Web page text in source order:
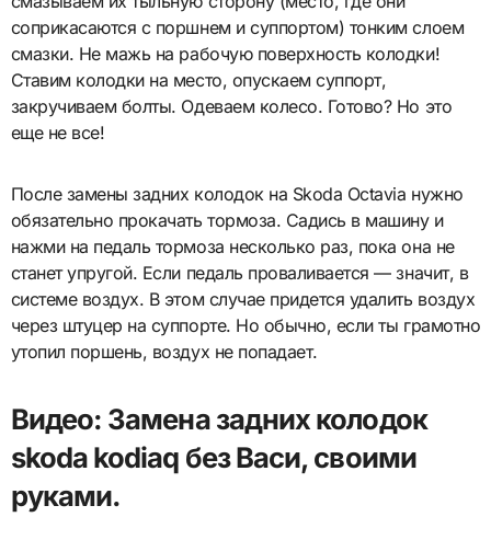
соприкасаются с поршнем и суппортом) тонким слоем
смазки. Не мажь на рабочую поверхность колодки!
Ставим колодки на место, опускаем суппорт,
закручиваем болты. Одеваем колесо. Готово? Но это
еще не все!
После замены задних колодок на Skoda Octavia нужно
обязательно прокачать тормоза. Садись в машину и
нажми на педаль тормоза несколько раз, пока она не
станет упругой. Если педаль проваливается — значит, в
системе воздух. В этом случае придется удалить воздух
через штуцер на суппорте. Но обычно, если ты грамотно
утопил поршень, воздух не попадает.
Видео: Замена задних колодок
skoda kodiaq без Васи, своими
руками.